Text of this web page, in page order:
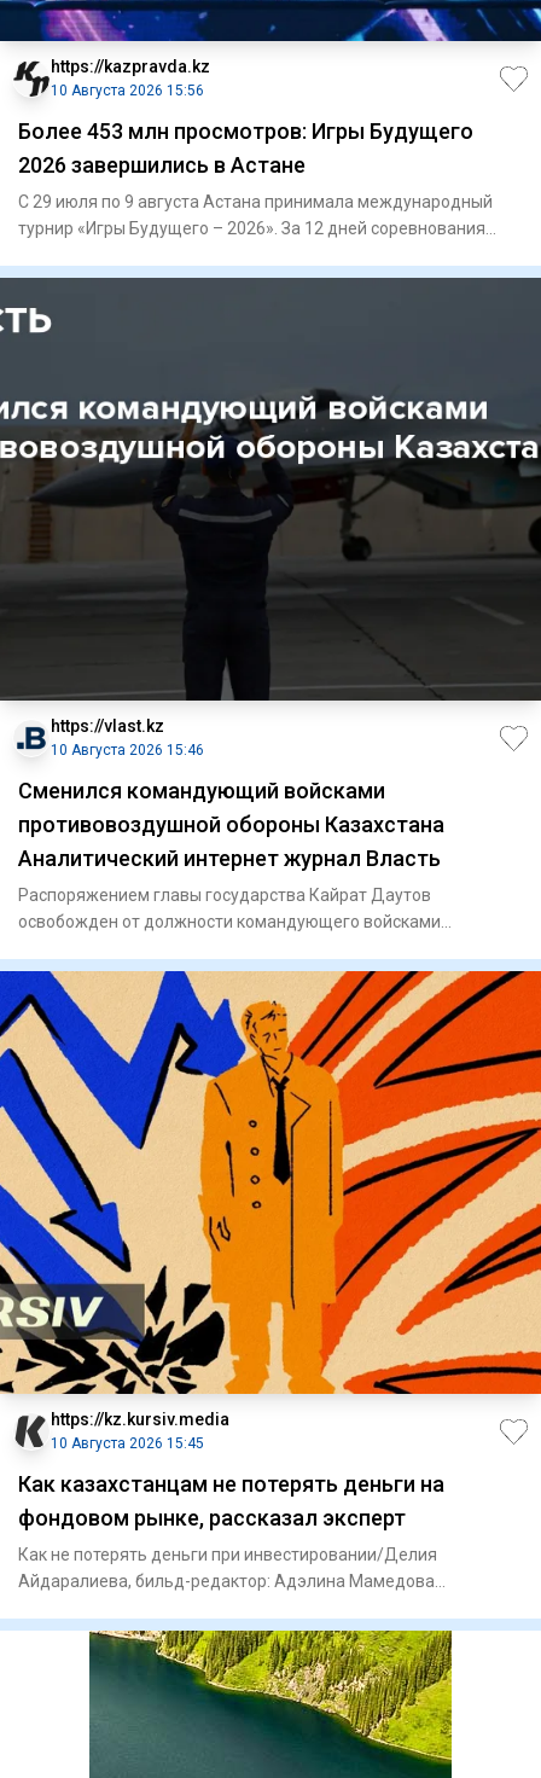
https://kazpravda.kz
10 Августа 2026 15:56
Более 453 млн просмотров: Игры Будущего
2026 завершились в Астане
С 29 июля по 9 августа Астана принимала международный
турнир «Игры Будущего – 2026». За 12 дней соревнования
https://vlast.kz
10 Августа 2026 15:46
Сменился командующий войсками
противовоздушной обороны Казахстана
Аналитический интернет журнал Власть
Распоряжением главы государства Кайрат Даутов
освобожден от должности командующего войсками
https://kz.kursiv.media
10 Августа 2026 15:45
Как казахстанцам не потерять деньги на
фондовом рынке, рассказал эксперт
Как не потерять деньги при инвестировании/Делия
Айдаралиева, бильд-редактор: Адэлина Мамедова